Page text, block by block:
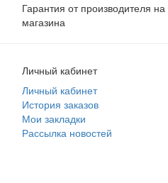
Гарантия от производителя
магазина
Личный кабинет
Личный кабинет
История заказов
Мои закладки
Рассылка новостей